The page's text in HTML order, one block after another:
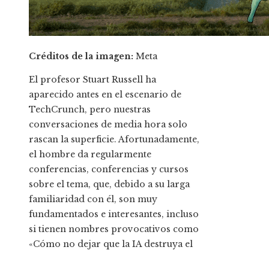
Créditos de la imagen: Meta
El profesor Stuart Russell ha
aparecido antes en el escenario de
TechCrunch, pero nuestras
conversaciones de media hora solo
rascan la superficie. Afortunadamente,
el hombre da regularmente
conferencias, conferencias y cursos
sobre el tema, que, debido a su larga
familiaridad con él, son muy
fundamentados e interesantes, incluso
si tienen nombres provocativos como
«Cómo no dejar que la IA destruya el